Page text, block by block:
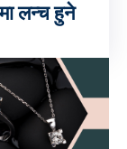
लन्च हुने